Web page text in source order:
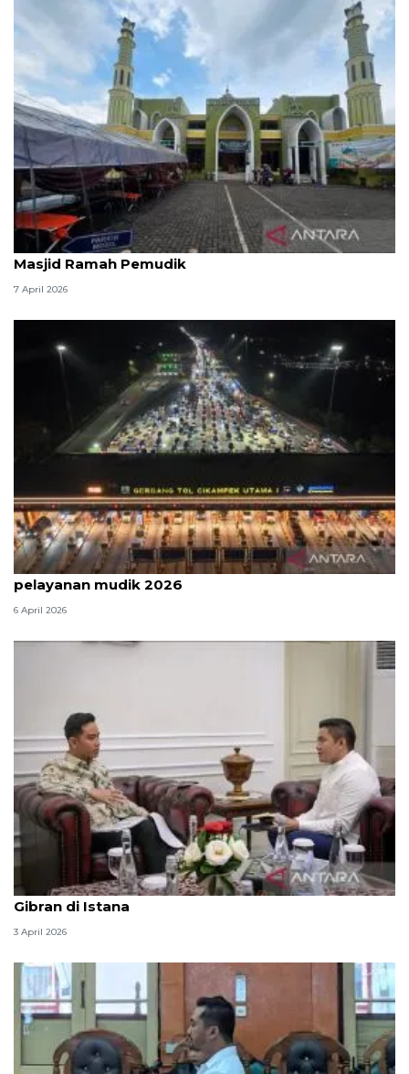
Kemenag: 3,5 juta orang manfaatkan layanan
Masjid Ramah Pemudik
7 April 2026
Survei: 88,8 persen responden puas dengan
pelayanan mudik 2026
6 April 2026
Seskab Teddy silaturahmi Idul Fitri ke Wapres
Gibran di Istana
3 April 2026